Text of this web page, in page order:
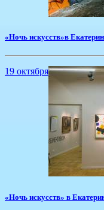
«Ночь искусств»в
19 октября
​«Ночь искусств» в